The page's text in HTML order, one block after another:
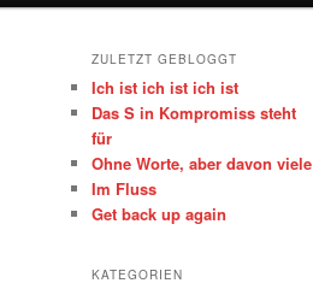
ZULETZT GEBLOGGT
Ich ist ich ist ich ist
Das S in Kompromiss steht
für
Ohne Worte, aber davon viele
Im Fluss
Get back up again
KATEGORIEN